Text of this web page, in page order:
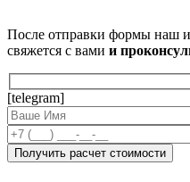
После отправки формы наш
свяжется с вами и
[telegram]